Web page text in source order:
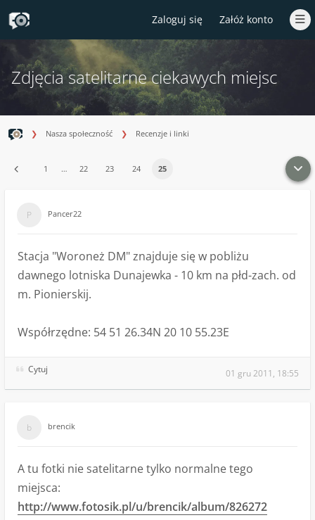
Zaloguj się Załóż konto
Zdjęcia satelitarne ciekawych miejsc
Nasza społeczność Recenzje i linki
1 … 22 23 24 25
Pancer22
Stacja "Woroneż DM" znajduje się w pobliżu
dawnego lotniska Dunajewka - 10 km na płd-zach. od
m. Pionierskij.
Współrzędne: 54 51 26.34N 20 10 55.23E
Cytuj 01 gru 2011, 18:55
brencik
A tu fotki nie satelitarne tylko normalne tego
miejsca:
http://www.fotosik.pl/u/brencik/album/826272